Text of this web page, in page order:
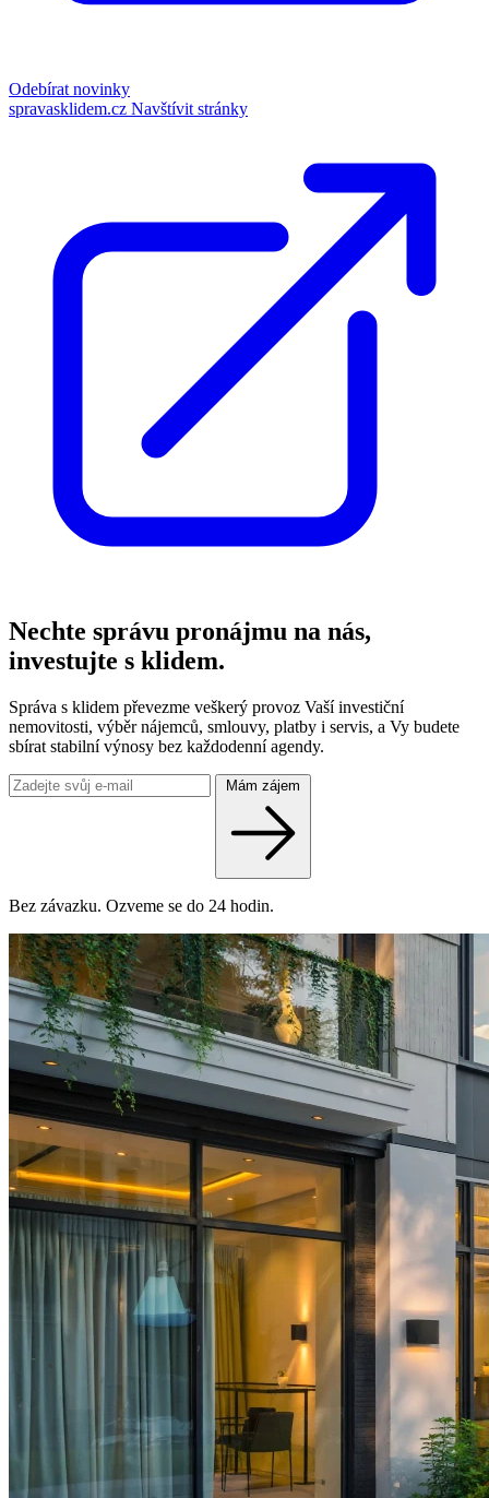
Odebírat novinky
spravasklidem.cz Navštívit stránky
Nechte správu pronájmu na nás,
investujte s klidem.
Správa s klidem převezme veškerý provoz Vaší investiční
nemovitosti, výběr nájemců, smlouvy, platby i servis, a Vy budete
sbírat stabilní výnosy bez každodenní agendy.
Mám zájem
Bez závazku. Ozveme se do 24 hodin.